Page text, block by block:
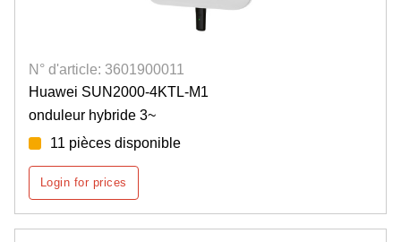
N° d'article: 3601900011
Huawei SUN2000-4KTL-M1
onduleur hybride 3~
11 pièces disponible
Login for prices